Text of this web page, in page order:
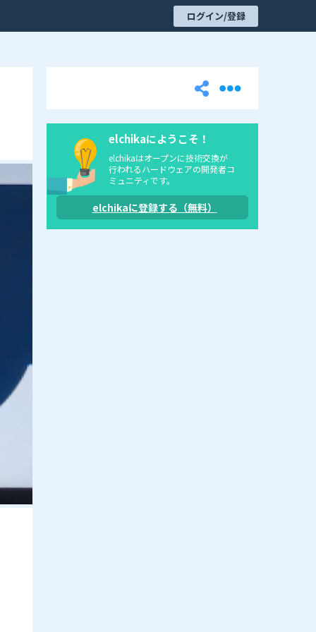
ログイン/登録
elchikaにようこそ！
elchikaはオープンに技術交換が
行われるハードウェアの開発者コ
ミュニティです。
elchikaに登録する（無料）